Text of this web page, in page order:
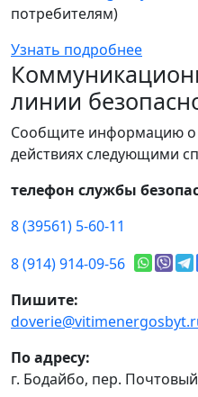
потребителям)
Узнать подробнее
линии
Сообщите информацию о
действиях следующими
телефон службы
8 (39561) 5-60-11
8 (914) 914-09-56
Пишите:
По адресу:
г. Бодайбо, пер.